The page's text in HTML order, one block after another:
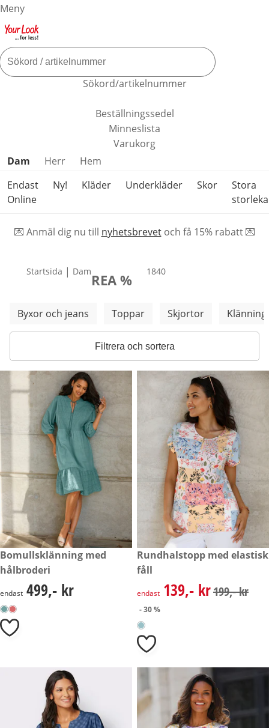
Meny
Sökord/artikelnummer
Beställningssedel
Minneslista
Varukorg
Hoppa över produktkategorier
Dam Herr
Hem
Endast
Online
Ny! Kläder Underkläder Skor
Stora
💌 Anmäl dig nu till nyhetsbrevetoch få 15% rabatt 💌
Startsida | DamREA % produkter
1840
Hoppa över fler kategorier
Byxor och jeans Toppar Skjortor
Filtrera och sortera
499,- kr
Bomullsklänning med
hålbroderi
499,- kr
endast 499,- kr
rabatterat pris: 139,- kr,
- 30 %
Rundhalstopp med elastisk
fåll
rabatterat pris: 139,- kr,
endast 139,- kr199,- kr
- 30 %